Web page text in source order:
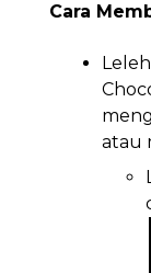
Cara
atau